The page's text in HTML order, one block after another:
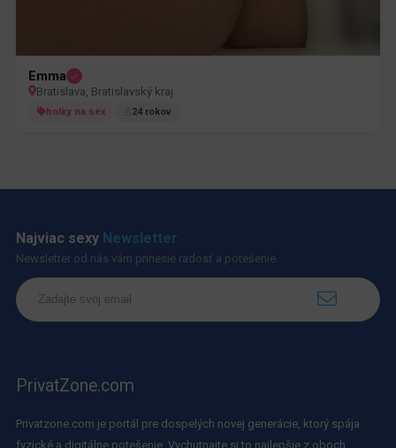
Emma
Bratislava, Bratislavský kraj
holky na sex 24 rokov
Najviac sexy Newsletter
Newsletter od nás vám prinesie radosť a potešenie.
PrivatZone.com
Privatzone.com je portál pre dospelých novej generácie, ktorý spája
fyzické a digitálne potešenie. Vychutnajte si to najlepšie z oboch